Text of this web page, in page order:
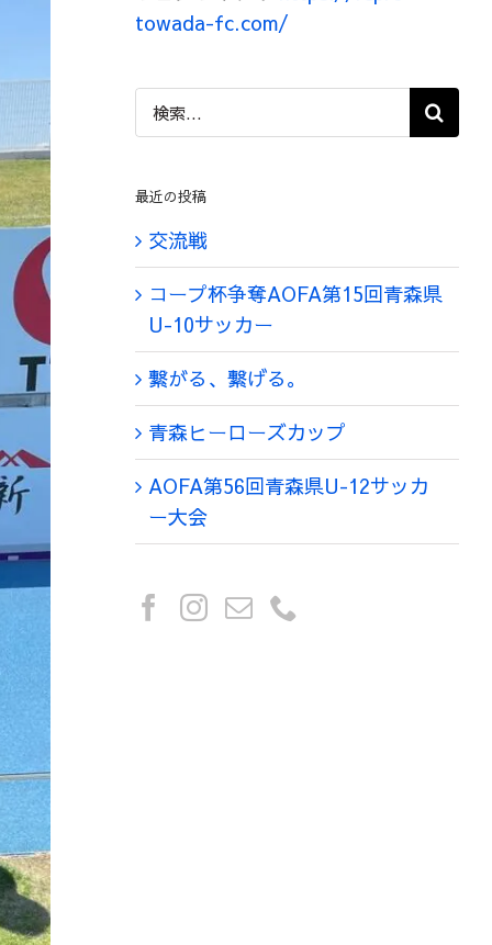
towada-fc.com/
検
索
最近の投稿
交流戦
コープ杯争奪AOFA第15回青森県
U-10サッカー
繋がる、繋げる。
青森ヒーローズカップ
AOFA第56回青森県U-12サッカ
ー大会